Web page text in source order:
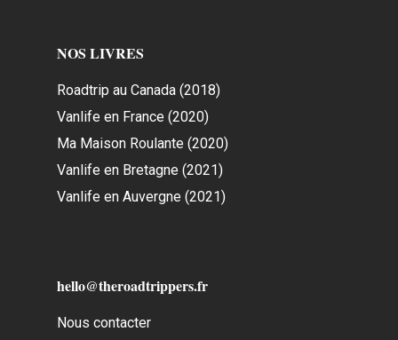
NOS LIVRES
Roadtrip au Canada (2018)
Vanlife en France (2020)
Ma Maison Roulante (2020)
Vanlife en Bretagne (2021)
Vanlife en Auvergne (2021)
hello@theroadtrippers.fr
Nous contacter